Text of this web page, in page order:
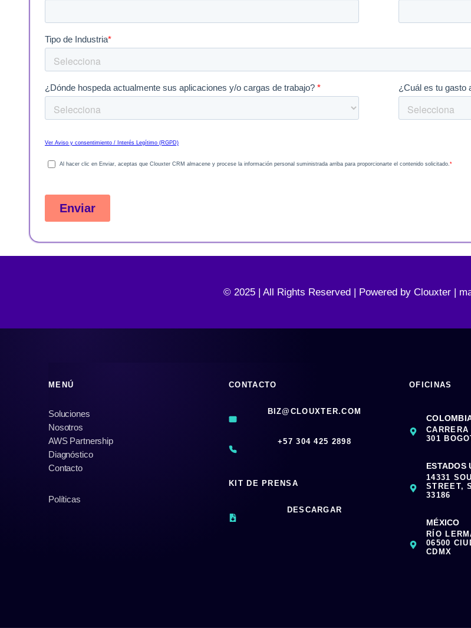
© 2025 | All Rights Reserved | Powered by Clouxter |
MENÚ
Soluciones
Nosotros
AWS Partnership
Diagnóstico
Contacto
Políticas
CONTACTO
BIZ@CLOUXTER.COM
‪+57 304 425 2898
KIT DE PRENSA
DESCARGAR
OFICINAS
301
ESTADOS
14331
STREET,
33186
MÉXICO
RÍO
06500
CDMX